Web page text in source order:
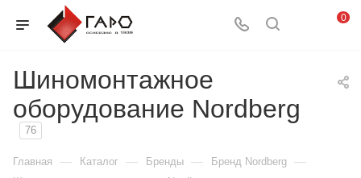
0
Шиномонтажное
оборудование Nordberg
76
Главная — Каталог — Бренды — Бренд Nordberg —